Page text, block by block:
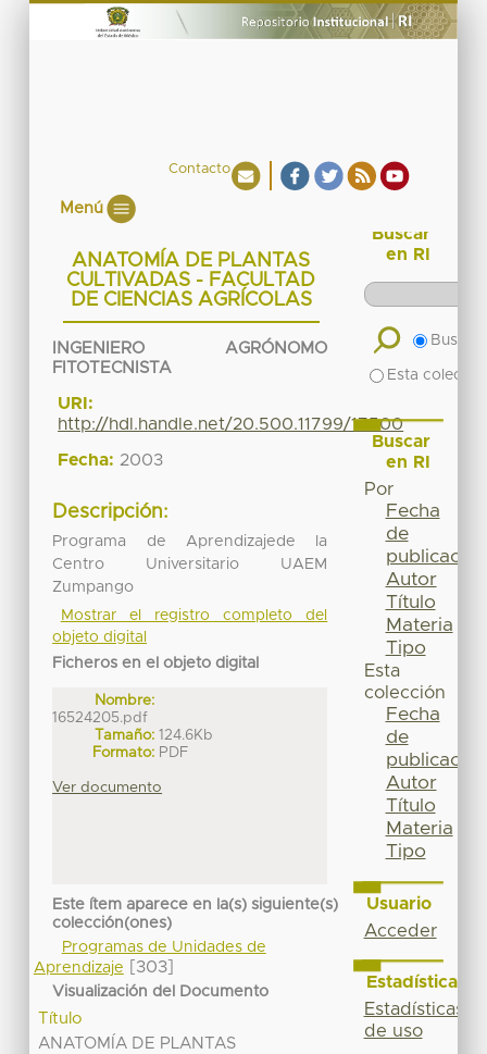
Contacto
Menú
ANATOMÍA DE PLANTAS
CULTIVADAS - FACULTAD
DE CIENCIAS AGRÍCOLAS
INGENIERO AGRÓNOMO
FITOTECNISTA
URI:
http://hdl.handle.net/20.500.11799/17500
Fecha: 2003
Descripción:
Programa de Aprendizajede la
Centro Universitario UAEM
Zumpango
Mostrar el registro completo del
objeto digital
Ficheros en el objeto digital
Nombre:
16524205.pdf
Tamaño: 124.6Kb
Formato: PDF
Ver documento
Este ítem aparece en la(s) siguiente(s)
colección(ones)
Programas de Unidades de
Aprendizaje
[303]
Visualización del Documento
Título
ANATOMÍA DE PLANTAS
Buscar
en RI
Buscar
Esta
Buscar
en RI
Por
Fecha
de
publicación
Autor
Título
Materia
Tipo
Esta
colección
Fecha
de
publicación
Autor
Título
Materia
Tipo
Usuario
Acceder
Estadísticas
Estadísticas
de uso